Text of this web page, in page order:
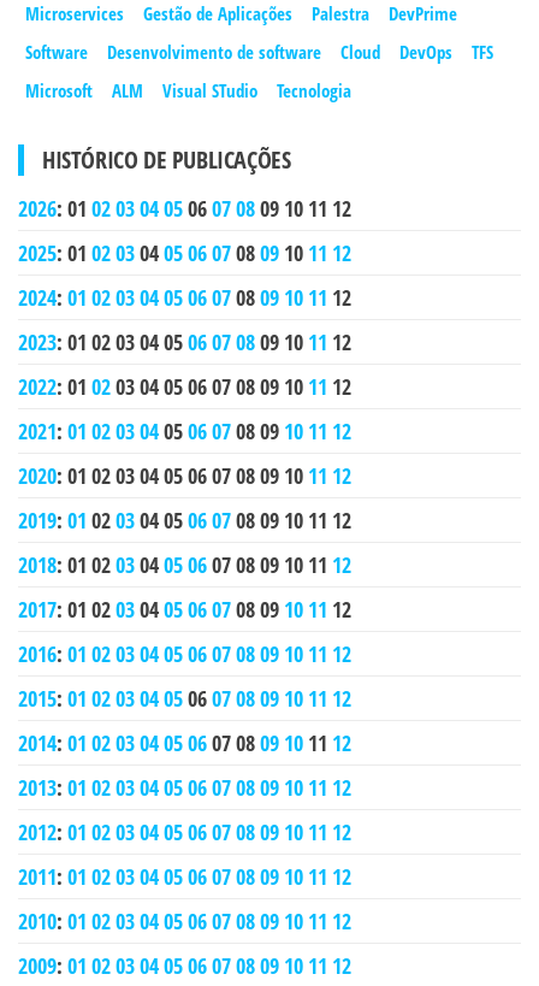
Microservices
Gestão de Aplicações Palestra
DevPrime
Software
Desenvolvimento de software Cloud DevOps
TFS
Microsoft
ALM Visual STudio Tecnologia
HISTÓRICO DE PUBLICAÇÕES
2026: 01 0203040506070809 10 11 12
2025: 01 0203040506070809 10 11 12
2024: 01 0203040506070809 10 11 12
2023: 01 0203040506070809 10 11 12
2022: 01 0203040506070809 10 11 12
2021: 01 0203040506070809 10 11 12
2020: 01 0203040506070809 10 11 12
2019: 01 0203040506070809 10 11 12
2018: 01 0203040506070809 10 11 12
2017: 01 0203040506070809 10 11 12
2016: 01 0203040506070809 10 11 12
2015: 01 0203040506070809 10 11 12
2014: 01 0203040506070809 10 11 12
2013: 01 0203040506070809 10 11 12
2012: 01 0203040506070809 10 11 12
2011: 01 0203040506070809 10 11 12
2010: 01 0203040506070809 10 11 12
2009: 01 0203040506070809 10 11 12